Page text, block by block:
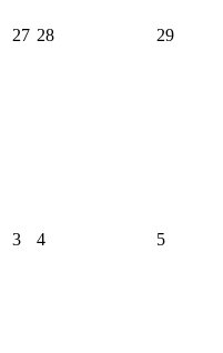
27 28 29
3 4 5